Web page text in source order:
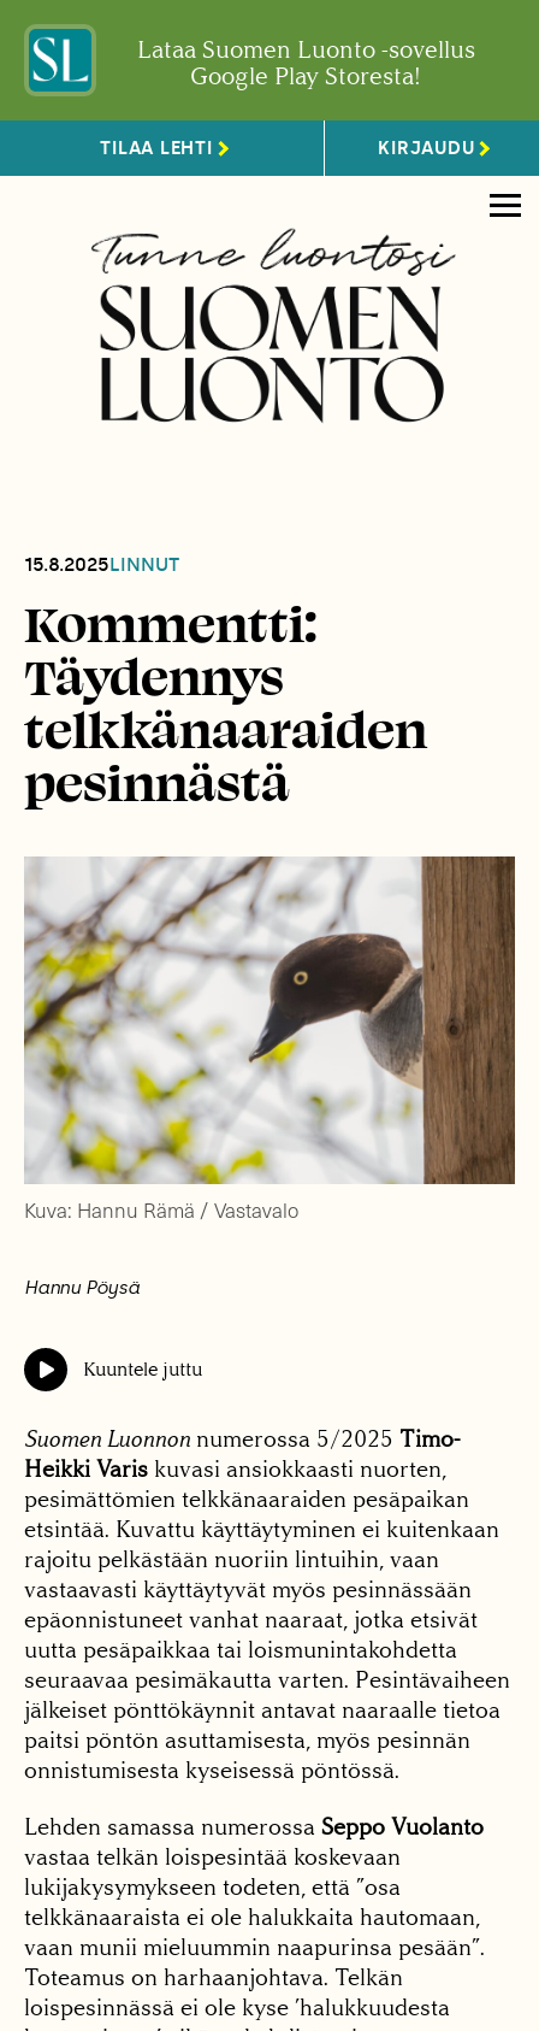
Lataa Suomen Luonto -sovellus
Google Play Storesta!
TILAA LEHTI KIRJAUDU
15.8.2025LINNUT
Kommentti:
Täydennys
telkkänaaraiden
pesinnästä
Kuva: Hannu Rämä / Vastavalo
Hannu Pöysä
Kuuntele juttu
Suomen Luonnon numerossa 5/2025 Timo-
Heikki Varis kuvasi ansiokkaasti nuorten,
pesimättömien telkkänaaraiden pesäpaikan
etsintää. Kuvattu käyttäytyminen ei kuitenkaan
rajoitu pelkästään nuoriin lintuihin, vaan
vastaavasti käyttäytyvät myös pesinnässään
epäonnistuneet vanhat naaraat, jotka etsivät
uutta pesäpaikkaa tai loismunintakohdetta
seuraavaa pesimäkautta varten. Pesintävaiheen
jälkeiset pönttökäynnit antavat naaraalle tietoa
paitsi pöntön asuttamisesta, myös pesinnän
onnistumisesta kyseisessä pöntössä.
Lehden samassa numerossa Seppo Vuolanto
vastaa telkän loispesintää koskevaan
lukijakysymykseen todeten, että ”osa
telkkänaaraista ei ole halukkaita hautomaan,
vaan munii mieluummin naapurinsa pesään”.
Toteamus on harhaanjohtava. Telkän
loispesinnässä ei ole kyse ’halukkuudesta